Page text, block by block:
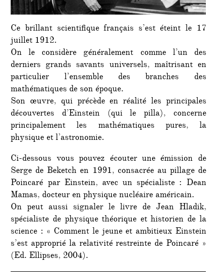
Ce brillant scientifique français s’est éteint le 17
juillet 1912.
On le considère généralement comme l’un des
derniers grands savants universels, maîtrisant en
particulier l’ensemble des branches des
mathématiques de son époque.
Son œuvre, qui précède en réalité les principales
découvertes d’Einstein (qui le pilla), concerne
principalement les mathématiques pures, la
physique et l’astronomie.
Ci-dessous vous pouvez écouter une émission de
Serge de Beketch en 1991, consacrée au pillage de
Poincaré par Einstein, avec un spécialiste : Dean
Mamas, docteur en physique nucléaire américain.
On peut aussi signaler le livre de Jean Hladik,
spécialiste de physique théorique et historien de la
science : « Comment le jeune et ambitieux Einstein
s’est approprié la relativité restreinte de Poincaré »
(Ed. Ellipses, 2004).